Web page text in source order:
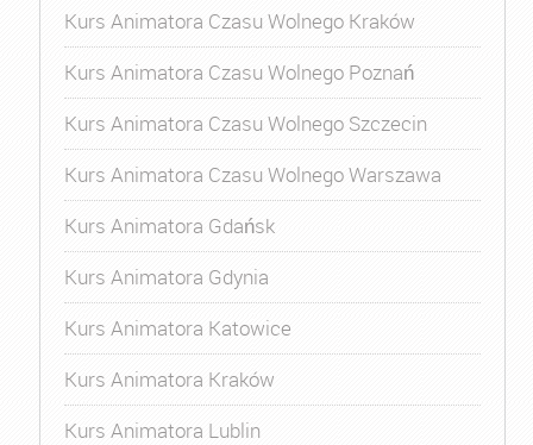
Kurs Animatora Czasu Wolnego Kraków
Kurs Animatora Czasu Wolnego Poznań
Kurs Animatora Czasu Wolnego Szczecin
Kurs Animatora Czasu Wolnego Warszawa
Kurs Animatora Gdańsk
Kurs Animatora Gdynia
Kurs Animatora Katowice
Kurs Animatora Kraków
Kurs Animatora Lublin